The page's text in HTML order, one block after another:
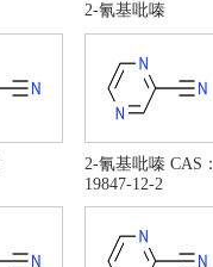
2-氰基吡嗪
2-氰基吡嗪 CAS：
19847-12-2